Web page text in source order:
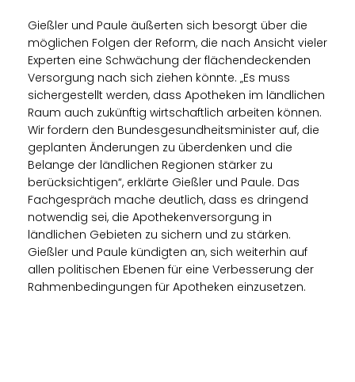
Gießler und Paule äußerten sich besorgt über die
möglichen Folgen der Reform, die nach Ansicht vieler
Experten eine Schwächung der flächendeckenden
Versorgung nach sich ziehen könnte. „Es muss
sichergestellt werden, dass Apotheken im ländlichen
Raum auch zukünftig wirtschaftlich arbeiten können.
Wir fordern den Bundesgesundheitsminister auf, die
geplanten Änderungen zu überdenken und die
Belange der ländlichen Regionen stärker zu
berücksichtigen“, erklärte Gießler und Paule. Das
Fachgespräch mache deutlich, dass es dringend
notwendig sei, die Apothekenversorgung in
ländlichen Gebieten zu sichern und zu stärken.
Gießler und Paule kündigten an, sich weiterhin auf
allen politischen Ebenen für eine Verbesserung der
Rahmenbedingungen für Apotheken einzusetzen.